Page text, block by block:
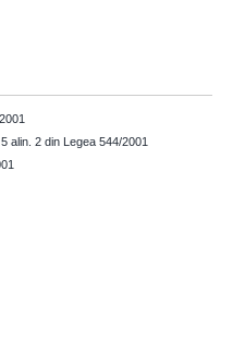
alin. 2 din Legea 544/2001